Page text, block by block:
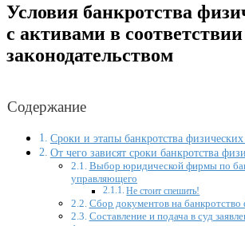
Условия банкротства
с активами в соответствии
законодательством
Содержание
Сроки и этапы банкротства
От чего зависят сроки банкротства
Выбор юридической фирмы по
управляющего
Не стоит спешить!
Сбор документов на банкротство
Составление и подача в суд